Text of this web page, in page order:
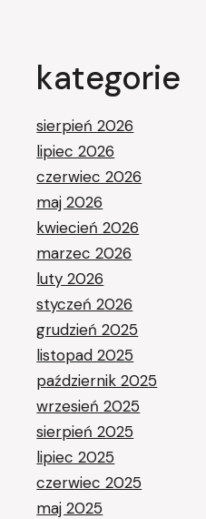
kategorie
sierpień 2026
lipiec 2026
czerwiec 2026
maj 2026
kwiecień 2026
marzec 2026
luty 2026
styczeń 2026
grudzień 2025
listopad 2025
październik 2025
wrzesień 2025
sierpień 2025
lipiec 2025
czerwiec 2025
maj 2025